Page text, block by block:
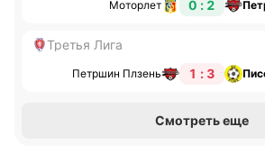
Моторлет 0 : 2
Третья Лига
Петршин Плзень 1 : 3
Смотреть еще